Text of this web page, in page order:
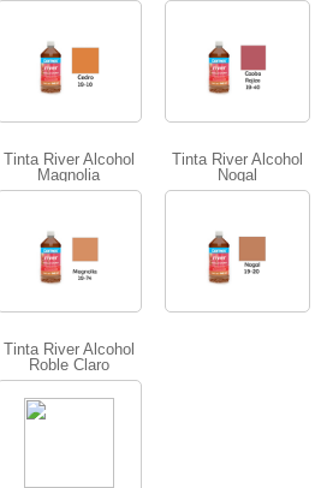
Tinta River Alcohol
Magnolia
Tinta River Alcohol
Nogal
Tinta River Alcohol
Roble Claro